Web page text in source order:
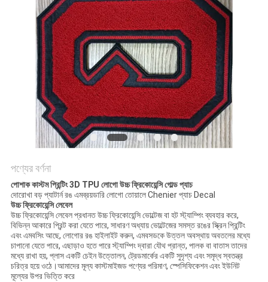
PRIVACY
POLICY
পণ্যের বর্ণনা
পোশাক কাস্টম প্রিন্টিং 3D TPU লোগো উচ্চ ফ্রিকোয়েন্সি গোল্ড প্যাচ
দোরোখা বড় প্যাটার্ন রঙ এমব্রয়ডারি লোগো তোয়ালে Chenier প্যাচ Decal
উচ্চ ফ্রিকোয়েন্সি লেবেল
উচ্চ ফ্রিকোয়েন্সি লেবেল প্রধানত উচ্চ ফ্রিকোয়েন্সি ভোল্টেজ বা হট স্ট্যাম্পিং ব্যবহার করে,
বিভিন্ন আকারে প্রিন্ট করা যেতে পারে, সাধারণ অধ্যায় ভোল্টেজের সমস্ত রঙের স্ক্রিন প্রিন্টিং
এবং এমবসিং আছে, লোগোর রঙ হাইলাইট করুন, এমবসডকে উত্তল অবস্থায় অবতলের মধ্যে
চাপানো যেতে পারে, এছাড়াও হতে পারে স্ট্যাম্পিং দ্বারা যৌথ প্রান্ত, পালক বা বাতাস তাদের
মধ্যে রাখা হয়, প্লাস একটি চেইন উত্তোলন, ট্রেডমার্কের একটি সুদৃশ্য এবং সমৃদ্ধ স্বতন্ত্র
চরিত্র হয়ে ওঠে।আমাদের মূল্য কাস্টমাইজড পণ্যের পরিমাণ, স্পেসিফিকেশন এবং ইউনিট
মূল্যের উপর ভিত্তি করে